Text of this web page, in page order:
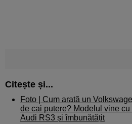
Citește și...
Foto |
Cum arată un
de cai putere? Modelul vine
Audi RS3 și îmbunătățit